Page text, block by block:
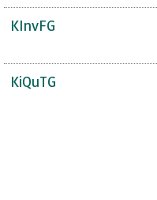
KInvFG
KiQuTG